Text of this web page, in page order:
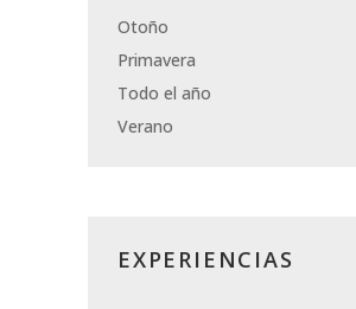
Otoño
Primavera
Todo el año
Verano
EXPERIENCIAS